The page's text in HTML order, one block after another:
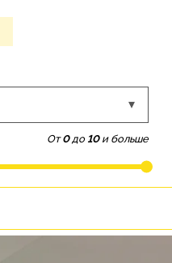
От 0 до 10 и больше